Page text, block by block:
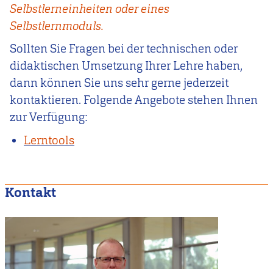
Selbstlerneinheiten oder eines
Selbstlernmoduls.
Sollten Sie Fragen bei der technischen oder
didaktischen Umsetzung Ihrer Lehre haben,
dann können Sie uns sehr gerne jederzeit
kontaktieren. Folgende Angebote stehen Ihnen
zur Verfügung:
Lerntools
Kontakt